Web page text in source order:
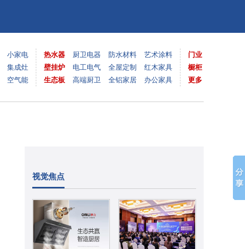
小家电
集成灶
空气能
热水器
壁挂炉
生态板
厨卫电器
电工电气
高端厨卫
防水材料
全屋定制
全铝家居
艺术涂料
红木家具
办公家具
门业
橱柜
更多
视觉焦点